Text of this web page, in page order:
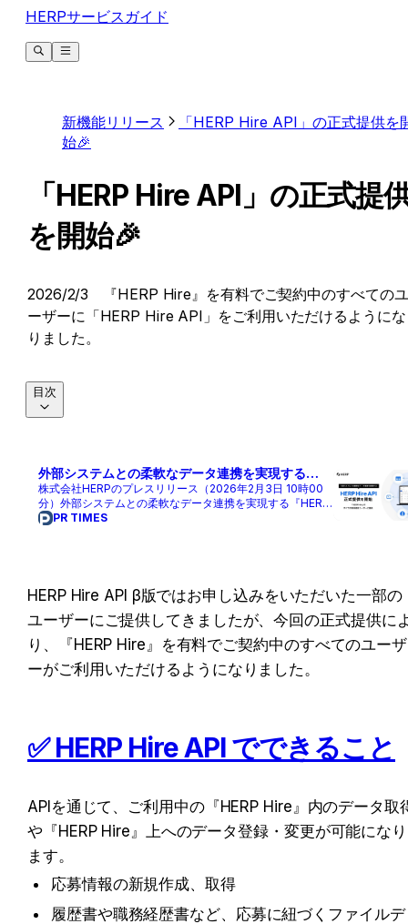
HERPサービスガイド
新機能リリース
「HERP Hire API」の正式提供を
始🎉
「HERP Hire API」の正式提
を開始🎉
2026/2/3 『HERP Hire』を有料でご契約中のすべてのユ
ーザーに「HERP Hire API」をご利用いただけるようにな
りました。
外部システムとの柔軟なデータ連携を実現する
『HERP Hire API』の正式提供を開始
株式会社HERPのプレスリリース（2026年2月3日 10時00
分）外部システムとの柔軟なデータ連携を実現する『HERP
Hire API』の正式提供を開始
PR TIMES
HERP Hire API β版ではお申し込みをいただいた一部の
ユーザーにご提供してきましたが、今回の正式提供に
り、『HERP Hire』を有料でご契約中のすべてのユーザ
ーがご利用いただけるようになりました。
✅ HERP Hire API でできること
APIを通じて、ご利用中の『HERP Hire』内のデータ取
や『HERP Hire』上へのデータ登録・変更が可能になり
ます。
応募情報の新規作成、取得
履歴書や職務経歴書など、応募に紐づくファイルデ
目次